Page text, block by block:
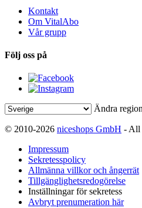
Kontakt
Om VitalAbo
Vår grupp
Följ oss på
Ändra
© 2010-2026 niceshops GmbH - All
Impressum
Sekretesspolicy
Allmänna villkor och ångerrät
Tillgänglighetsredogörelse
Inställningar för sekretess
Avbryt prenumeration här